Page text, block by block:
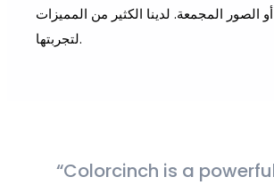
أو الصور المجمعة. لدينا الكثير من المميزات
لتجربتها.
“Colorcinch is a